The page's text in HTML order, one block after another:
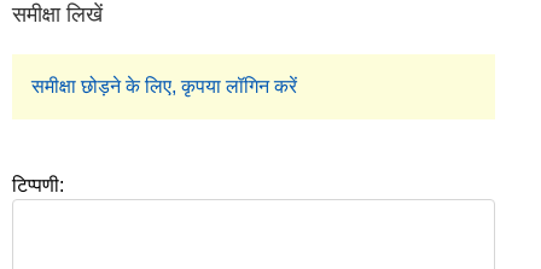
समीक्षा लिखें
समीक्षा छोड़ने के लिए, कृपया लॉगिन करें
टिप्पणी: